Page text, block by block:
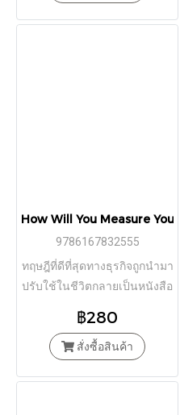
How Will You Measure
9786167832555
ทฤษฎีที่ดีที่สุดทางธุรกิจถูกนำมา
ปรับใช้ในชีวิตกลายเป็นหนังสือ
฿280
สั่งซื้อสินค้า